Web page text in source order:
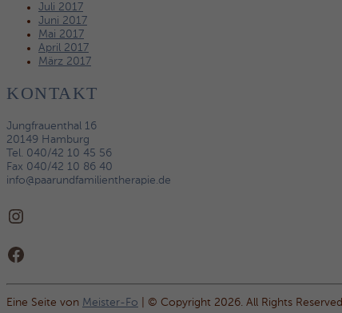
Juli 2017
Juni 2017
Mai 2017
April 2017
März 2017
KONTAKT
Jungfrauenthal 16
20149 Hamburg
Tel. 040/42 10 45 56
Fax 040/42 10 86 40
info@paarundfamilientherapie.de
Instagram
Facebook
Eine Seite von Meister-Fo | © Copyright 2026. All Rights Reserved